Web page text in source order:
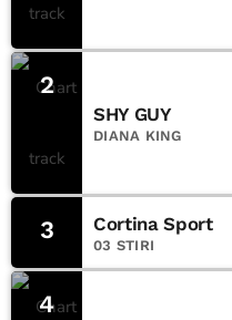
2
SHY GUY
DIANA KING
3 Cortina Sport
03 STIRI
4